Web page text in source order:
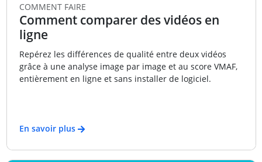
COMMENT FAIRE
Comment comparer des vidéos en
ligne
Repérez les différences de qualité entre deux vidéos
grâce à une analyse image par image et au score VMAF,
entièrement en ligne et sans installer de logiciel.
En savoir plus